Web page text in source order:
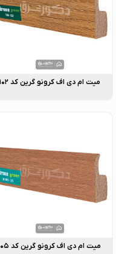
میت ام دی اف کرونو گرین کد ۱۰۲
میت ام دی اف کرونو گرین کد ۱۰۵